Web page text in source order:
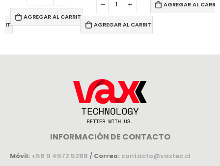
AGREGAR AL CARRITO
AGREGAR AL CARRITO
AGREGAR AL
INFORMACIÓN DE CONTACTO
Móvil: +56 9 4572 5288 / Correo: contacto@vaxtec.cl